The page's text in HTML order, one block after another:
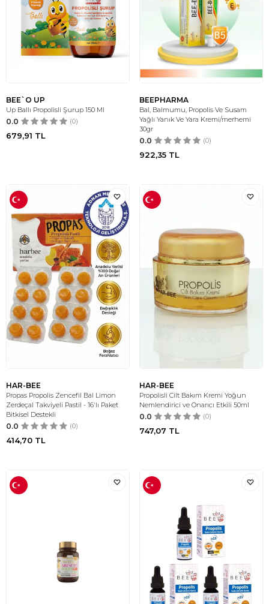
BEE`O UP
Up Ballı Propolisli Şurup 150 Ml
0.0 (0)
679,91 TL
BEEPHARMA
Bal, Balmumu, Propolis Ve Susam
Yağlı Yanık Ve Yara Kremi/merhemi
30gr
0.0 (0)
922,35 TL
HAR-BEE
Propas Propolis Zencefil Bal Limon
Zerdeçal Takviyeli Pastil - 16'lı Paket
Bitkisel Destekli
0.0 (0)
414,70 TL
HAR-BEE
Propolisli Cilt Bakım Kremi Yoğun
Nemlendirici ve Onarıcı Etkili 50ml
0.0 (0)
747,07 TL